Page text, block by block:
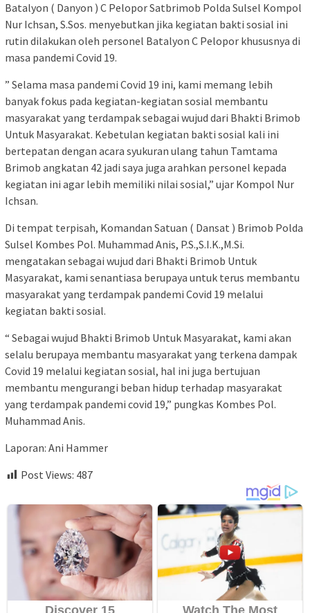
Batalyon ( Danyon ) C Pelopor Satbrimob Polda Sulsel Kompol
Nur Ichsan, S.Sos. menyebutkan jika kegiatan bakti sosial ini
rutin dilakukan oleh personel Batalyon C Pelopor khususnya di
masa pandemi Covid 19.
” Selama masa pandemi Covid 19 ini, kami memang lebih
banyak fokus pada kegiatan-kegiatan sosial membantu
masyarakat yang terdampak sebagai wujud dari Bhakti Brimob
Untuk Masyarakat. Kebetulan kegiatan bakti sosial kali ini
bertepatan dengan acara syukuran ulang tahun Tamtama
Brimob angkatan 42 jadi saya juga arahkan personel kepada
kegiatan ini agar lebih memiliki nilai sosial,” ujar Kompol Nur
Ichsan.
Di tempat terpisah, Komandan Satuan ( Dansat ) Brimob Polda
Sulsel Kombes Pol. Muhammad Anis, P.S.,S.I.K.,M.Si.
mengatakan sebagai wujud dari Bhakti Brimob Untuk
Masyarakat, kami senantiasa berupaya untuk terus membantu
masyarakat yang terdampak pandemi Covid 19 melalui
kegiatan bakti sosial.
“ Sebagai wujud Bhakti Brimob Untuk Masyarakat, kami akan
selalu berupaya membantu masyarakat yang terkena dampak
Covid 19 melalui kegiatan sosial, hal ini juga bertujuan
membantu mengurangi beban hidup terhadap masyarakat
yang terdampak pandemi covid 19,” pungkas Kombes Pol.
Muhammad Anis.
Laporan: Ani Hammer
Post Views: 487